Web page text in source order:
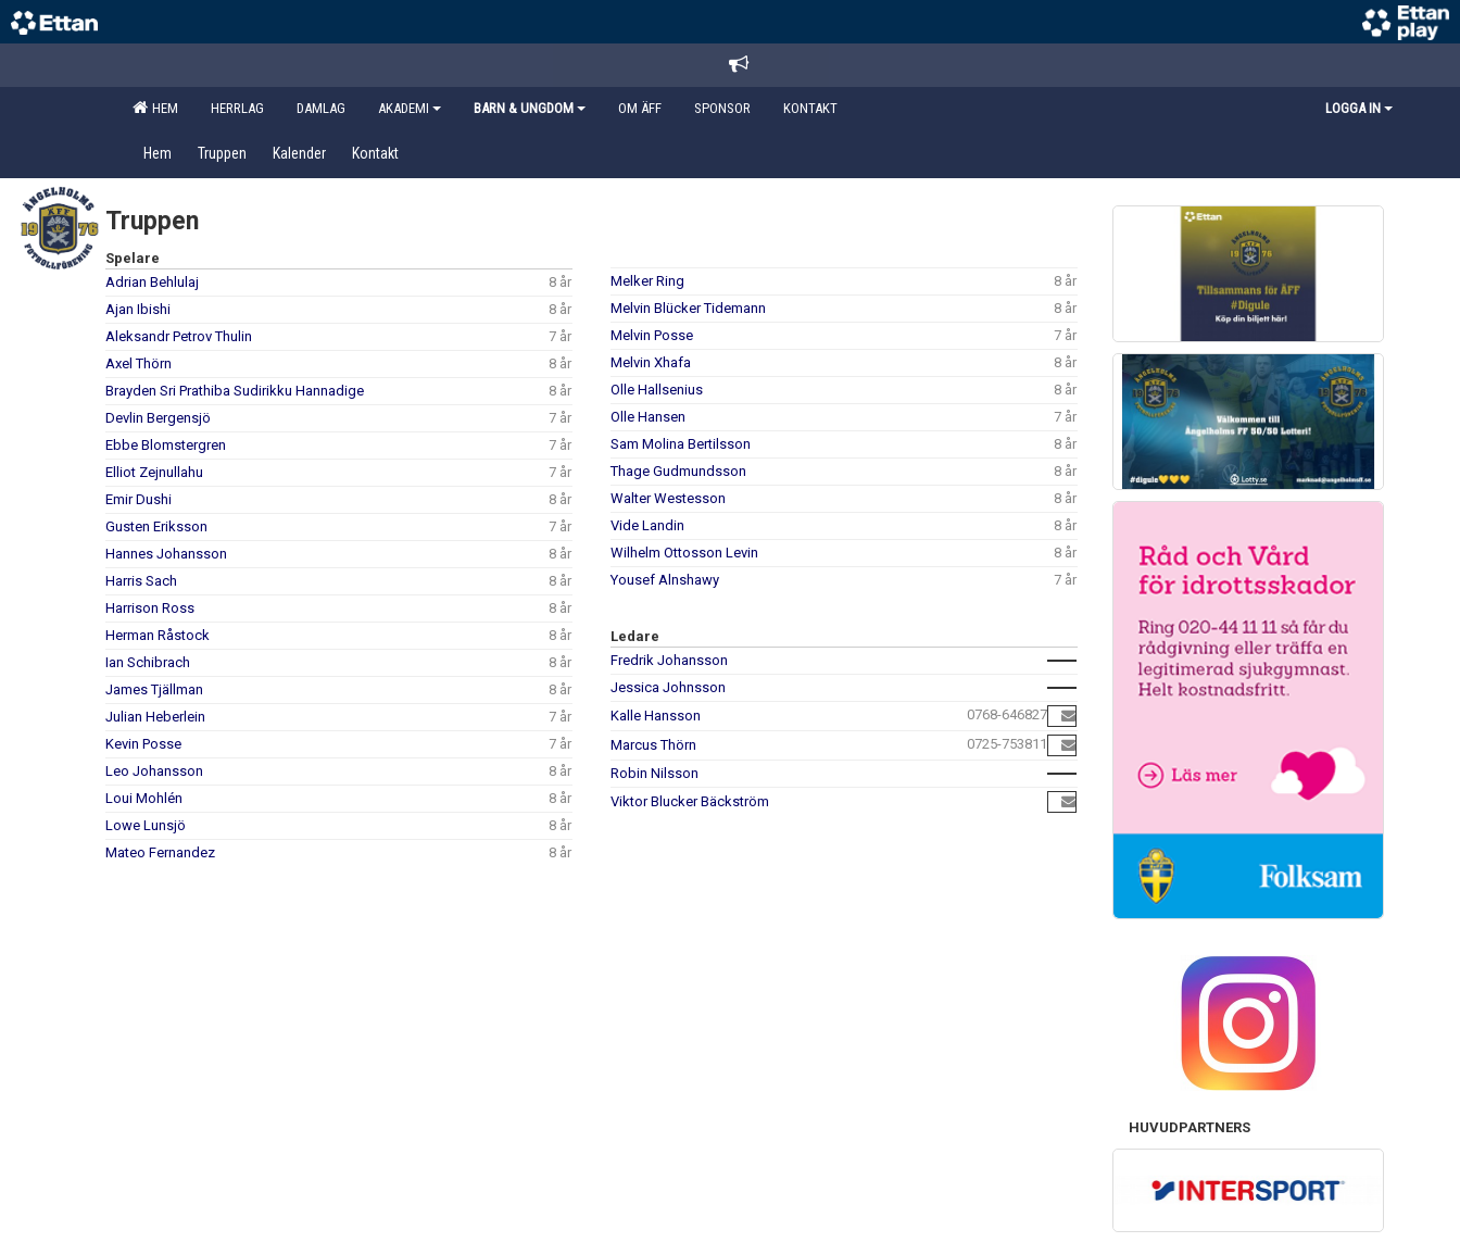
HEM HERRLAG DAMLAG AKADEMI BARN & UNGDOM OM ÄFF SPONSOR KONTAKT LOGGA IN
Hem Truppen Kalender Kontakt
Truppen
Spelare
Adrian Behlulaj
8 år
Ajan Ibishi
8 år
Aleksandr Petrov Thulin
7 år
Axel Thörn
8 år
Brayden Sri Prathiba Sudirikku Hannadige
8 år
Devlin Bergensjö
7 år
Ebbe Blomstergren
7 år
Elliot Zejnullahu
7 år
Emir Dushi
8 år
Gusten Eriksson
7 år
Hannes Johansson
8 år
Harris Sach
8 år
Harrison Ross
8 år
Herman Råstock
8 år
Ian Schibrach
8 år
James Tjällman
8 år
Julian Heberlein
7 år
Kevin Posse
7 år
Leo Johansson
8 år
Loui Mohlén
8 år
Lowe Lunsjö
8 år
Mateo Fernandez
8 år
Melker Ring
8 år
Melvin Blücker Tidemann
8 år
Melvin Posse
7 år
Melvin Xhafa
8 år
Olle Hallsenius
8 år
Olle Hansen
7 år
Sam Molina Bertilsson
8 år
Thage Gudmundsson
8 år
Walter Westesson
8 år
Vide Landin
8 år
Wilhelm Ottosson Levin
8 år
Yousef Alnshawy
7 år
Ledare
Fredrik Johansson
Jessica Johnsson
Kalle Hansson
0768-646827
Marcus Thörn
0725-753811
Robin Nilsson
Viktor Blucker Bäckström
HUVUDPARTNERS